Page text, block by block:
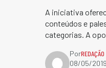
A iniciativa
conteúdos e
categorias. A
PorREDAÇÃO
08/05/